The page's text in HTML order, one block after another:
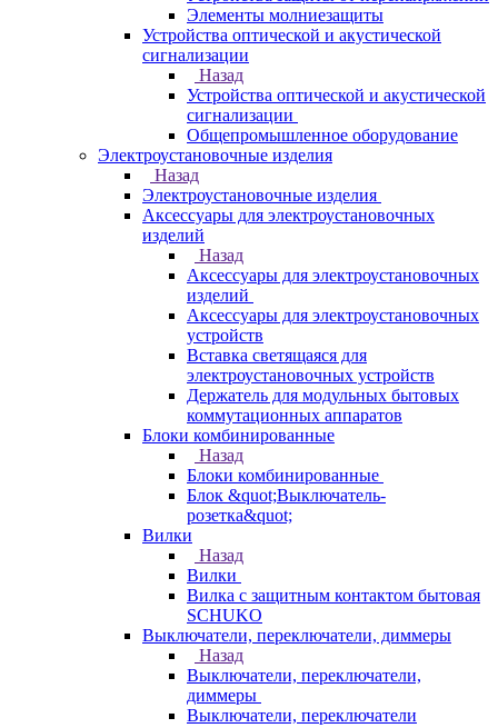
Элементы молниезащиты
Устройства оптической и акустической
сигнализации
Назад
Устройства оптической и акустической
сигнализации
Общепромышленное оборудование
Электроустановочные изделия
Назад
Электроустановочные изделия
Аксессуары для электроустановочных
изделий
Назад
Аксессуары для электроустановочных
изделий
Аксессуары для электроустановочных
устройств
Вставка светящаяся для
электроустановочных устройств
Держатель для модульных бытовых
коммутационных аппаратов
Блоки комбинированные
Назад
Блоки комбинированные
Блок &quot;Выключатель-
розетка&quot;
Вилки
Назад
Вилки
Вилка с защитным контактом бытовая
SCHUKO
Выключатели, переключатели, диммеры
Назад
Выключатели, переключатели,
диммеры
Выключатели, переключатели